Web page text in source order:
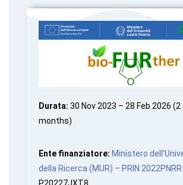
Durata: 30 Nov 2023 – 28 Feb 2026 (2
months)
Ente finanziatore: Ministero
della Ricerca (MUR) – PRIN 2022PNRR